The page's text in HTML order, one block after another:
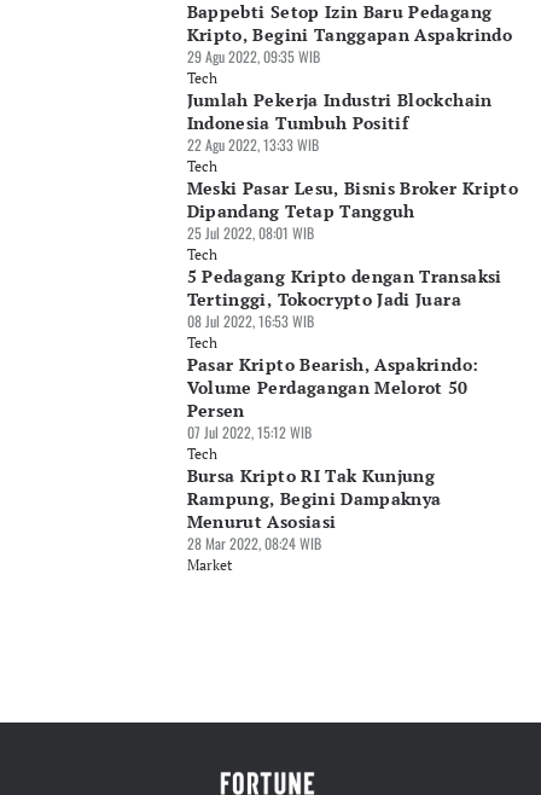
Bappebti Setop Izin Baru Pedagang
Kripto, Begini Tanggapan Aspakrindo
29 Agu 2022, 09:35 WIB
Tech
Jumlah Pekerja Industri Blockchain
Indonesia Tumbuh Positif
22 Agu 2022, 13:33 WIB
Tech
Meski Pasar Lesu, Bisnis Broker Kripto
Dipandang Tetap Tangguh
25 Jul 2022, 08:01 WIB
Tech
5 Pedagang Kripto dengan Transaksi
Tertinggi, Tokocrypto Jadi Juara
08 Jul 2022, 16:53 WIB
Tech
Pasar Kripto Bearish, Aspakrindo:
Volume Perdagangan Melorot 50
Persen
07 Jul 2022, 15:12 WIB
Tech
Bursa Kripto RI Tak Kunjung
Rampung, Begini Dampaknya
Menurut Asosiasi
28 Mar 2022, 08:24 WIB
Market